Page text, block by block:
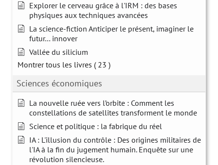
Explorer le cerveau grâce à l'IRM : des bases
physiques aux techniques avancées
La science-fiction Anticiper le présent, imaginer le
futur… innover
Vallée du silicium
Montrer tous les livres ( 23 )
Sciences économiques
La nouvelle ruée vers l’orbite : Comment les
constellations de satellites transforment le monde
Science et politique : la fabrique du réel
IA : L'illusion du contrôle : Des origines militaires de
l'IA à la fin du jugement humain. Enquête sur une
révolution silencieuse.